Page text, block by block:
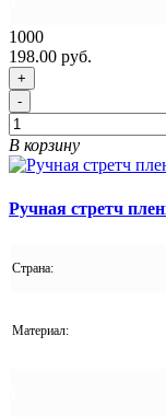
1000
198.00 руб.
+
-
В корзину
Ручная стретч
Страна:
Материал: